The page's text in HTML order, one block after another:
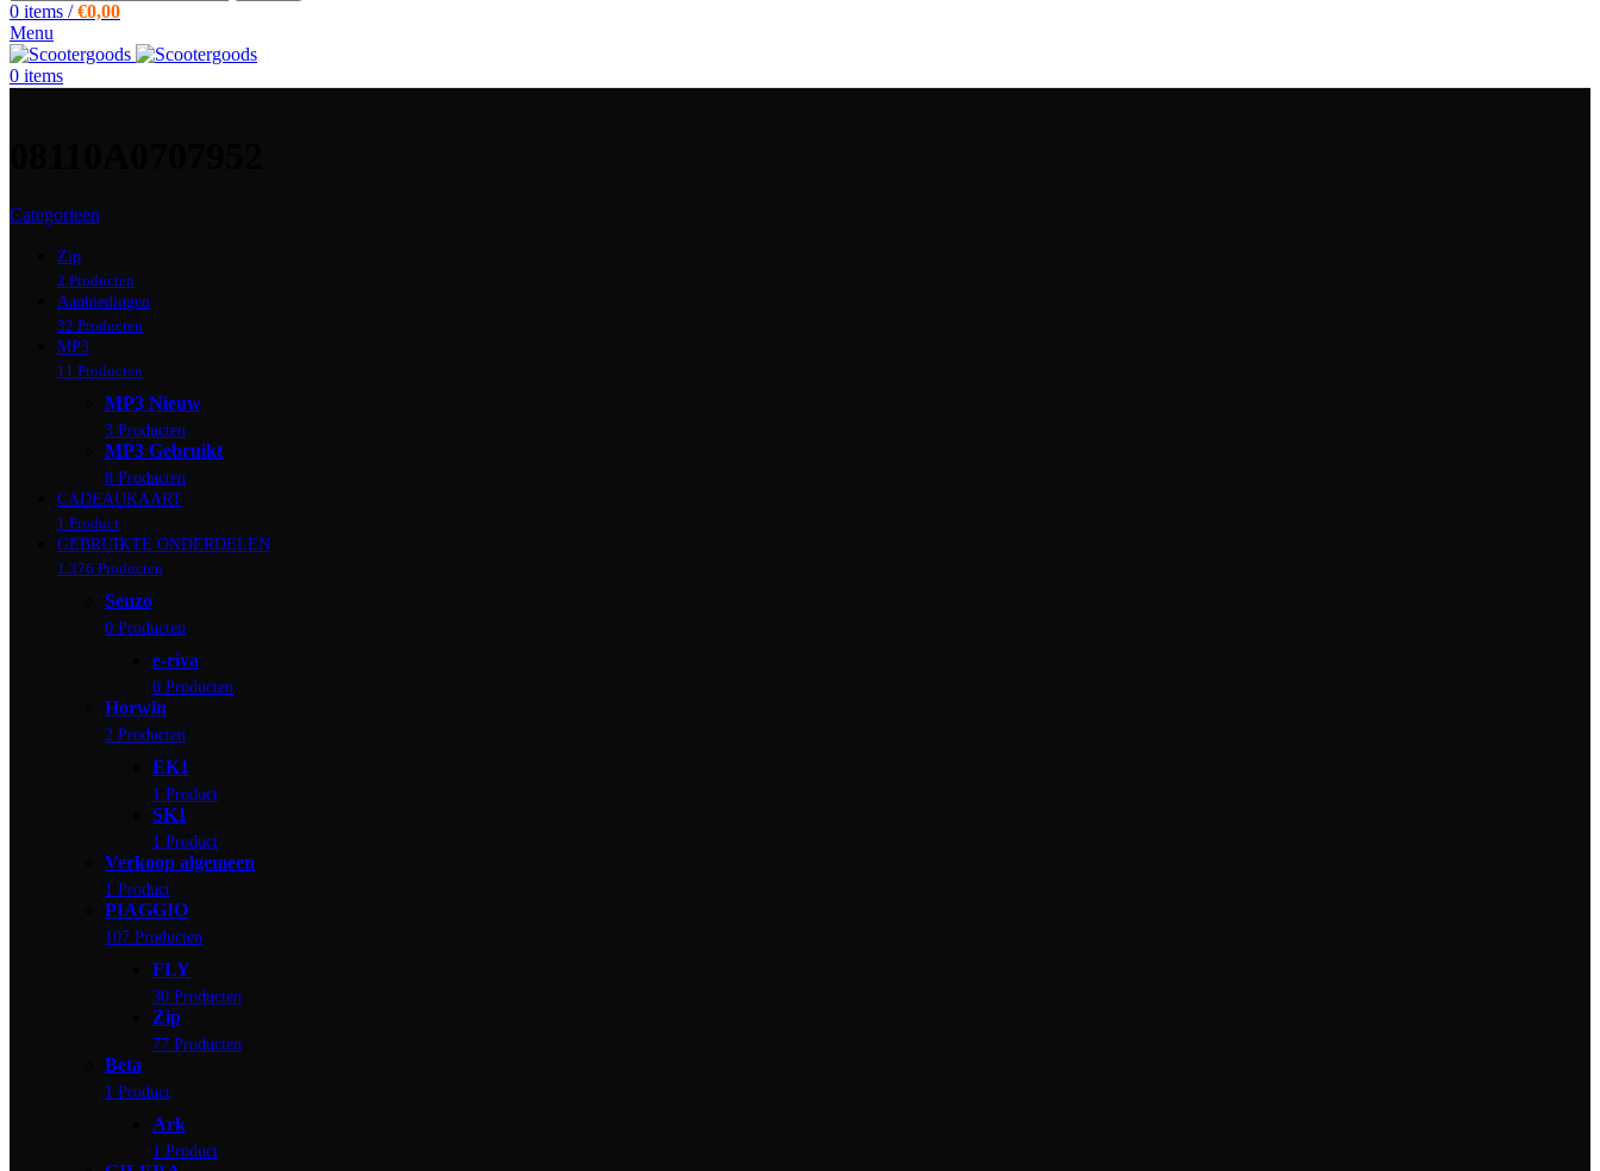
0 items / €0,00
Menu
0 items
Categorieen
Zip
2 Producten
Aanbiedingen
32 Producten
MP3
11 Producten
MP3 Nieuw
3 Producten
MP3 Gebruikt
8 Producten
CADEAUKAART
1 Product
GEBRUIKTE ONDERDELEN
1.376 Producten
Senzo
0 Producten
e-riva
0 Producten
Horwin
2 Producten
EK1
1 Product
SK1
1 Product
Verkoop algemeen
1 Product
PIAGGIO
107 Producten
FLY
30 Producten
Zip
77 Producten
Beta
1 Product
Ark
1 Product